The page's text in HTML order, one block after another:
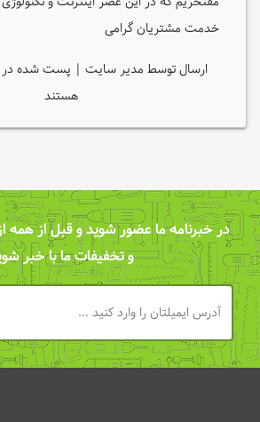
خدمت مشتریان گرامی
ارسال توسط مدیر سایت | پست شده
هستند
در خبرنامه ما عضور شوید و قبل از همه
و تخفیفات ما با خبر